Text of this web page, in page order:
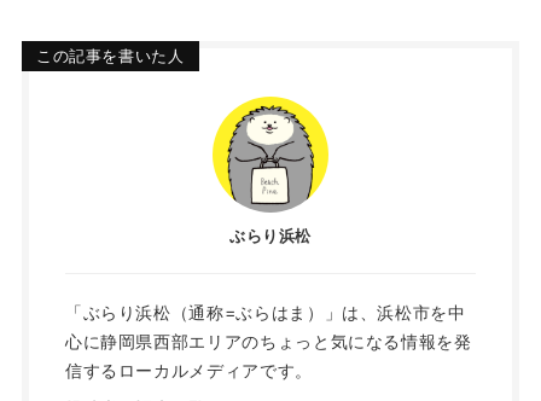
この記事を書いた人
ぶらり浜松
「ぶらり浜松（通称=ぶらはま）」は、浜松市を中
心に静岡県西部エリアのちょっと気になる情報を発
信するローカルメディアです。